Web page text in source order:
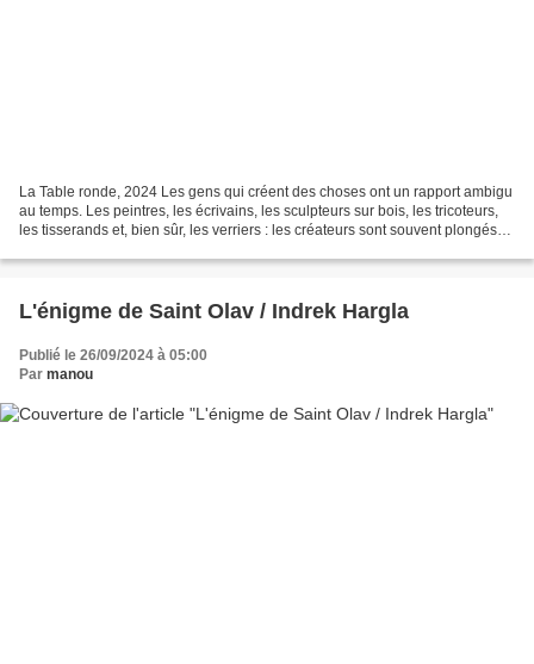
La Table ronde, 2024 Les gens qui créent des choses ont un rapport ambigu
au temps. Les peintres, les écrivains, les sculpteurs sur bois, les tricoteurs,
les tisserands et, bien sûr, les verriers : les créateurs sont souvent plongés
L'énigme de Saint Olav / Indrek Hargla
Publié le 26/09/2024 à 05:00
Par manou